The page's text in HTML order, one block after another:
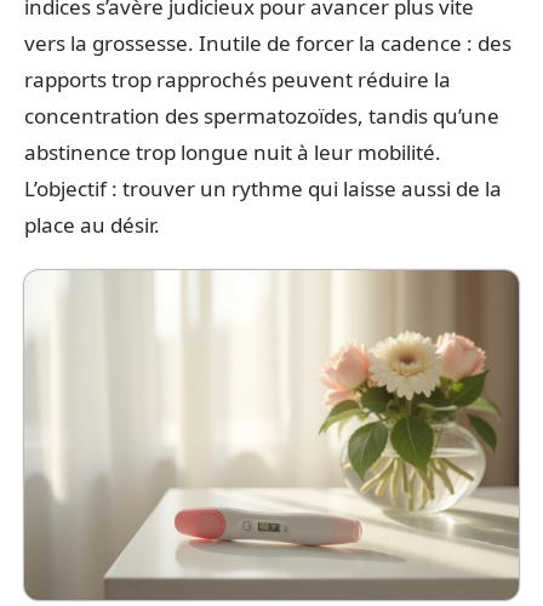
indices s’avère judicieux pour avancer plus vite
vers la grossesse. Inutile de forcer la cadence : des
rapports trop rapprochés peuvent réduire la
concentration des spermatozoïdes, tandis qu’une
abstinence trop longue nuit à leur mobilité.
L’objectif : trouver un rythme qui laisse aussi de la
place au désir.